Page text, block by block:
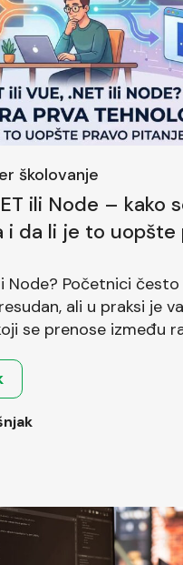
školovanje
ili Node – kako
i da li je to uopšte
Node? Početnici
ali u praksi je
se prenose između